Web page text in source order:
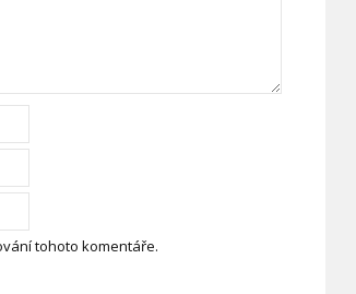
tohoto komentáře.